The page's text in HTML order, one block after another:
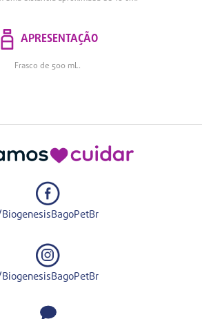
APRESENTAÇÃO
Frasco de 500 mL.